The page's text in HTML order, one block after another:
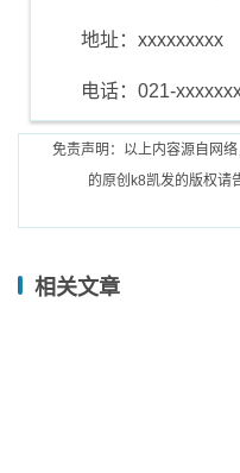
地址：xxxxxxxxx
电话：021-
免责声明：以上内容源自网
的原创k8凯发的版权请
相关文章